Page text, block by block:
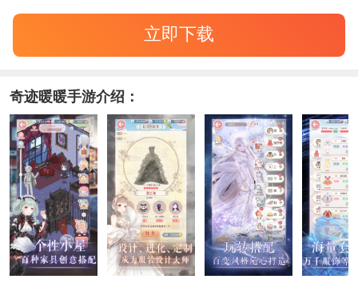
立即下载
奇迹暖暖手游介绍：